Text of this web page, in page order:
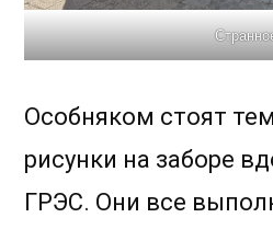
Особняком стоят
рисунки на заборе
ГРЭС. Они все